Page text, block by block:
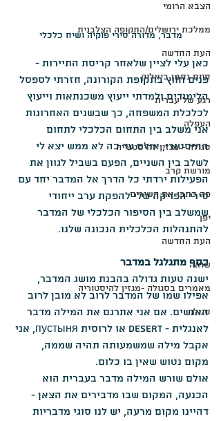
הצבא הרומי
ממלכת ירושלים/התקופה הצלבנית
העת החדשה
חיים נחמן ביאליק
רגע של עברית
העפלה
סגולה - מגזין להיסטוריה
מורשת קרב
פה כתבו את השירים
יפן
העת החדשה
שואה
מאמרים בסגולה -מגזין להיסטוריה
סגולה
מדבר, מדורה סירי פוקיה ושיח כלכלי
כאן עלי לציין שלאחר קריסת התיירות -
פנים וחוץ בתקופת הקורונה, חזרתי לספסל
הלימודים ולמדתי ייעוץ משכנתאות וייעוץ
לכלכלת המשפחה, כך שבשנים האחרונות
אני משלב בין התחום הכלכלי לתחום
ההיסטורי, אולם עד כה לא ממש יצא לי
לשלב בין השניים, הפעם בשביל לגוון את
הפעילות ירדתי כל הדרך אל המדבר יחד עם
סירי הפויקה שלי להפקת ערב ייחודי
שמשלב בין הסיפור הכלכלי של המדבר
להתנהלות הכלכלית הנכונה שלנו.
כסף מתגלגל במדבר
ישנה טעות גדולה בהבנת מושג המדבר,
אפילו שמו של המדבר לרוב לא מובן לרוב
האנשים. אם אני אתרגם את המילה מדבר
לאנגלית - desert או לרוסית пустыня, אני
אקבל מילה שמשמעותה תהיה שממה,
מקום נטוש שאין בו כלום.
אולם שורש המילה מדבר בעברית הוא
הכנעה, המקום שבו מדבירים את הצאן -
דהיינו מקום מרעה, יש לנו סוגי מדבריות